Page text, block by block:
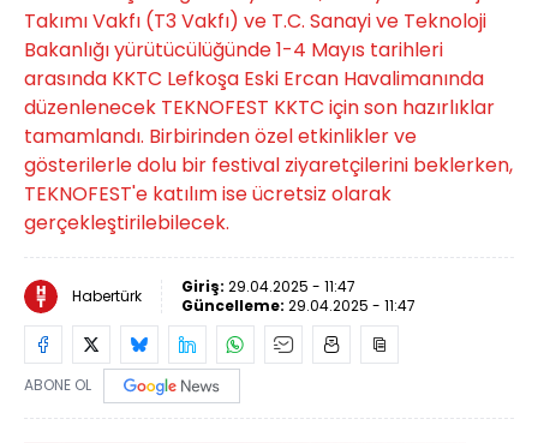
Takımı Vakfı (T3 Vakfı) ve T.C. Sanayi ve Teknoloji
Bakanlığı yürütücülüğünde 1-4 Mayıs tarihleri
arasında KKTC Lefkoşa Eski Ercan Havalimanında
düzenlenecek TEKNOFEST KKTC için son hazırlıklar
tamamlandı. Birbirinden özel etkinlikler ve
gösterilerle dolu bir festival ziyaretçilerini beklerken,
TEKNOFEST'e katılım ise ücretsiz olarak
gerçekleştirilebilecek.
Habertürk Giriş: 29.04.2025 - 11:47
Güncelleme: 29.04.2025 - 11:47
ABONE OL